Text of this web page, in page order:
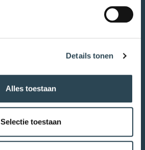
Details tonen
Alles toestaan
Selectie toestaan
Bezoekadres
Duitslandweg 2
4538 BK Terneuzen